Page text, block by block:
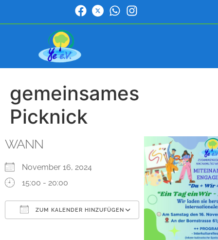
gemeinsames
Picknick
WANN
November 16, 2024
15:00 - 20:00
ZUM KALENDER HINZUFÜGEN
Outlook Live